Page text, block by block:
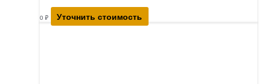
0 ₽ Уточнить стоимость